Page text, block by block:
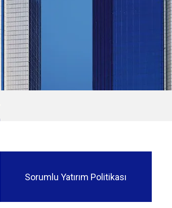
Sorumlu Yatırım Politikası